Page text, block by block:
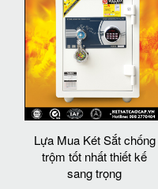
Lựa Mua Két Sắt chống
trộm tốt nhất thiết kế
sang trọng